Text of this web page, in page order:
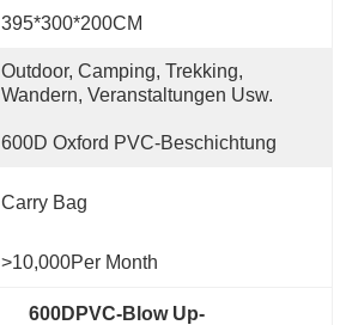
395*300*200CM
Outdoor, Camping, Trekking,
Wandern, Veranstaltungen Usw.
600D Oxford PVC-Beschichtung
Carry Bag
>10,000Per Month
600DPVC-Blow Up-